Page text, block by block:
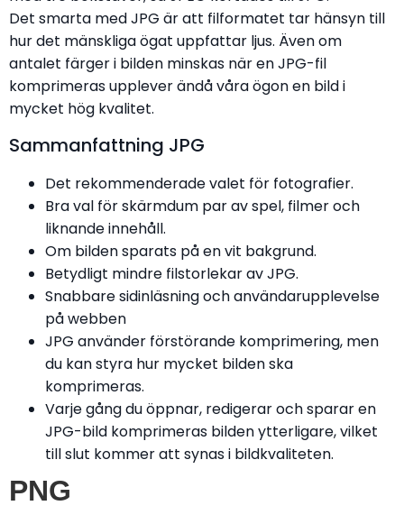
Det smarta med JPG är att filformatet tar hänsyn till
hur det mänskliga ögat uppfattar ljus. Även om
antalet färger i bilden minskas när en JPG-fil
komprimeras upplever ändå våra ögon en bild i
mycket hög kvalitet.
Sammanfattning JPG
Det rekommenderade valet för fotografier.
Bra val för skärmdum par av spel, filmer och
liknande innehåll.
Om bilden sparats på en vit bakgrund.
Betydligt mindre filstorlekar av JPG.
Snabbare sidinläsning och användarupplevelse
på webben
JPG använder förstörande komprimering, men
du kan styra hur mycket bilden ska
komprimeras.
Varje gång du öppnar, redigerar och sparar en
JPG-bild komprimeras bilden ytterligare, vilket
till slut kommer att synas i bildkvaliteten.
PNG